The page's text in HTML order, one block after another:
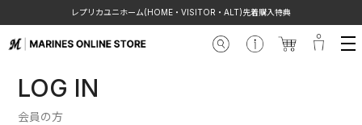
レプリカユニホーム(HOME・VISITOR・ALT)先着購入特典
LOG IN
会員の方